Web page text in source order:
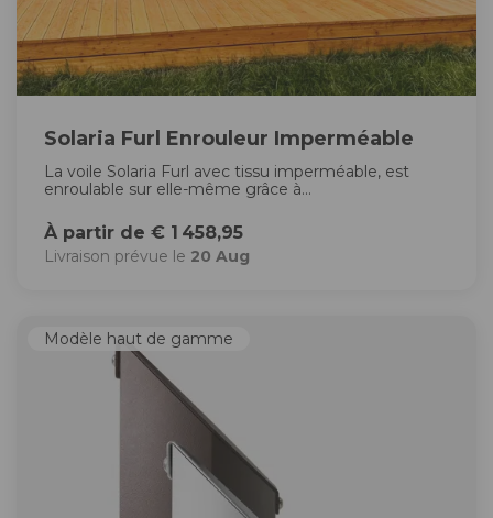
Solaria Furl Enrouleur Imperméable
La voile Solaria Furl avec tissu imperméable, est
enroulable sur elle-même grâce à...
À partir de € 1 458,95
Livraison prévue le 20 Aug
Modèle haut de gamme